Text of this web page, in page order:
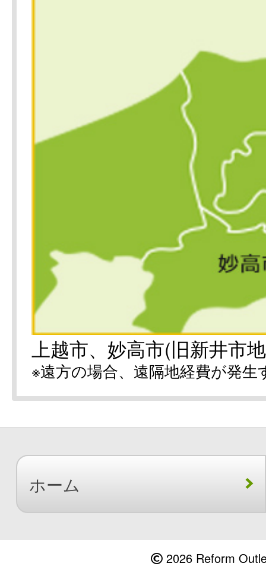
上越市、妙高市(旧新井市
※遠方の場合、遠隔地経費が発
ホーム
2026 Reform